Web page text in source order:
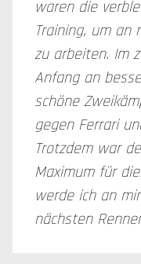
waren die
Training, um an
zu arbeiten. Im
Anfang an
schöne
gegen Ferrari
Trotzdem war
Maximum für
werde ich an
nächsten